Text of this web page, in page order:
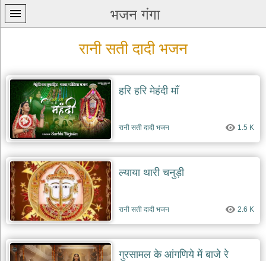
भजन गंगा
प्रथम
पन्ना
home
कृष्ण
भजन
krishna
bhajans
शिव
भजन
bhajans
रानी सती दादी भजन
हरि हरि मेहंदी माँ
रानी सती दादी भजन 1.5 K
ल्याया थारी चनुड़ी
रानी सती दादी भजन 2.6 K
गुरसामल के आंगणिये में बाजे रे